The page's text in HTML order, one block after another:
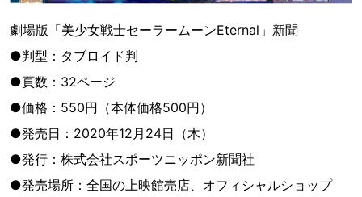
劇場版「美少女戦士セーラームーンEternal」新聞
●判型：タブロイド判
●頁数：32ページ
●価格：550円（本体価格500円）
●発売日：2020年12月24日（木）
●発行：株式会社スポーツニッポン新聞社
●発売場所：全国の上映館売店、オフィシャルショップ